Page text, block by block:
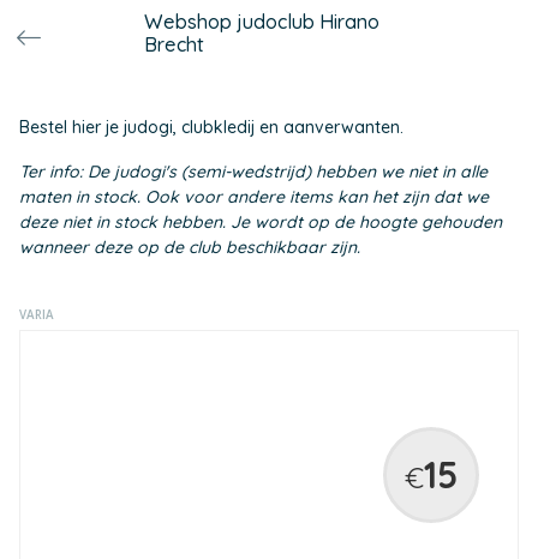
Webshop judoclub Hirano
Brecht
Bestel hier je judogi, clubkledij en aanverwanten.
Ter info: De judogi's (semi-wedstrijd) hebben we niet in alle
maten in stock. Ook voor andere items kan het zijn dat we
deze niet in stock hebben. Je wordt op de hoogte gehouden
wanneer deze op de club beschikbaar zijn.
VARIA
€15